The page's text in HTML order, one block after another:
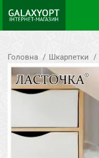
Головна Шкарпетки